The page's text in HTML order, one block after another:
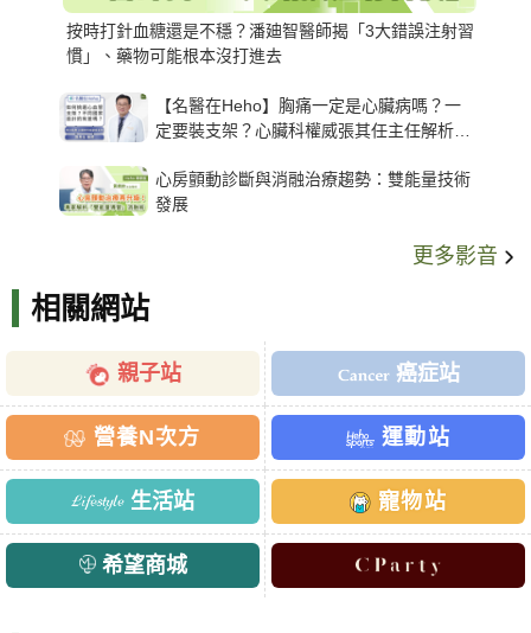
按時打針血糖還是不穩？潘廸智醫師揭「3大錯誤注射習
慣」、藥物可能根本沒打進去
【名醫在Heho】胸痛一定是心臟病嗎？一
定要裝支架？心臟科權威張其任主任解析支
心房顫動診斷與消融治療趨勢：雙能量技術
發展
更多影音
相關網站
親子站 癌症站
營養N次方 運動站
生活站 寵物站
希望商城